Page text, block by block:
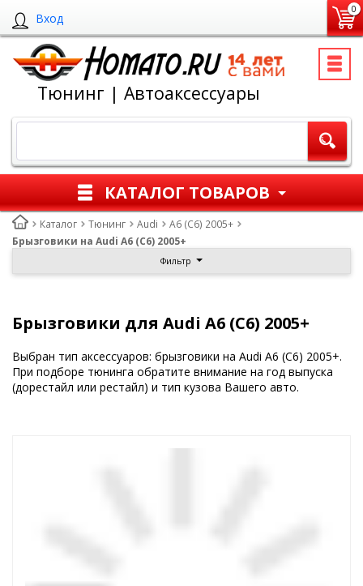
Вход
0
Тюнинг | Автоаксессуары
КАТАЛОГ ТОВАРОВ
Каталог Тюнинг Audi
A6 (C6) 2005+
Брызговики на Audi A6 (C6) 2005+
Фильтр
Брызговики для Audi A6 (C6) 2005+
Выбран тип аксессуаров: брызговики на Audi A6 (C6) 2005+.
При подборе тюнинга обратите внимание на год выпуска
(дорестайл или рестайл) и тип кузова Вашего авто.